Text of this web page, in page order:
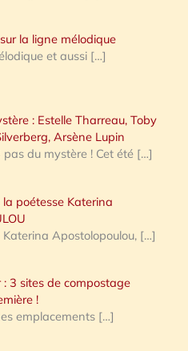
la ligne mélodique
et aussi […]
: Estelle Tharreau, Toby
Arsène Lupin
du mystère ! Cet été […]
poétesse Katerina
Apostolopoulou, […]
: 3 sites de compostage
!
emplacements […]